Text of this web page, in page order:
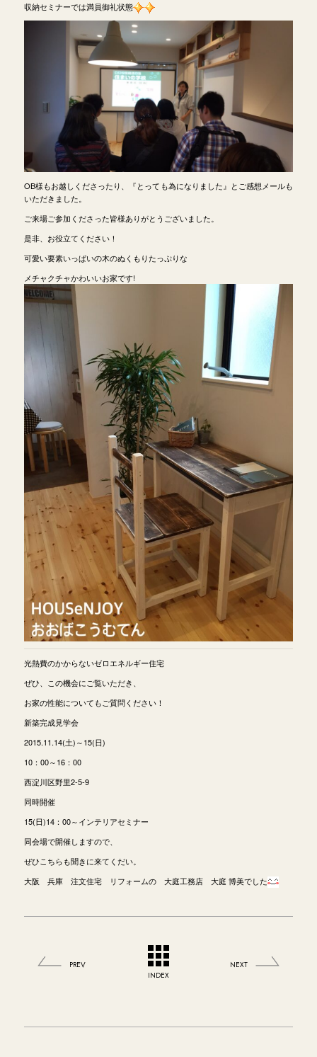
収納セミナーでは満員御礼状態
OB様もお越しくださったり、『とっても為になりました』とご感想メールも
いただきました。
ご来場ご参加くださった皆様ありがとうございました。
是非、お役立てください！
可愛い要素いっぱいの木のぬくもりたっぷりな
メチャクチャかわいいお家です!
光熱費のかからないゼロエネルギー住宅
ぜひ、この機会にご覧いただき、
お家の性能についてもご質問ください！
新築完成見学会
2015.11.14(土)～15(日)
10：00～16：00
西淀川区野里2-5-9
同時開催
15(日)14：00～インテリアセミナー
同会場で開催しますので、
ぜひこちらも聞きに来てくだい。
大阪 兵庫 注文住宅 リフォームの 大庭工務店 大庭 博美でした
PREV
INDEX
NEXT